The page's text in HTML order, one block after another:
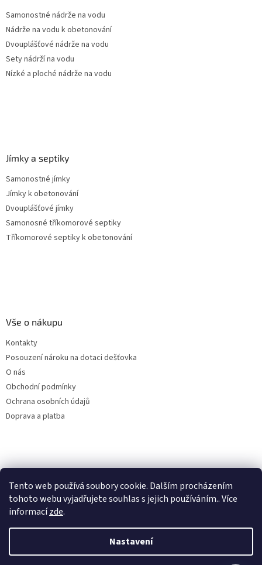
Tento web používá soubory cookie. Dalším procházením
tohoto webu vyjadřujete souhlas s jejich používáním.. Více
informacízde.
Nastavení
Samonostné nádrže na vodu
Nádrže na vodu k obetonování
Dvouplášťové nádrže na vodu
Sety nádrží na vodu
Nízké a ploché nádrže na vodu
Jímky a septiky
Samonostné jímky
Jímky k obetonování
Dvouplášťové jímky
Samonosné tříkomorové septiky
Tříkomorové septiky k obetonování
Vše o nákupu
Kontakty
Posouzení nároku na dotaci dešťovka
O nás
Obchodní podmínky
Ochrana osobních údajů
Doprava a platba
Filtry dešťové vody
Vytvořil Shoptet
Online
Začít konverzaci